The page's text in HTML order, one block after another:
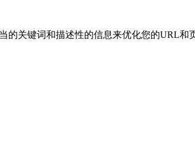
关键词和描述性的信息来优化您的URL和